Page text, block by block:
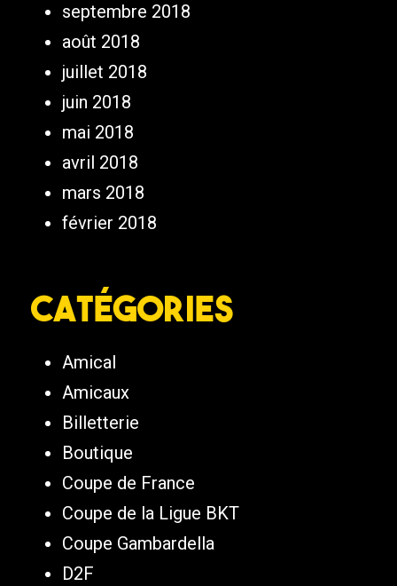
septembre 2018
août 2018
juillet 2018
juin 2018
mai 2018
avril 2018
mars 2018
février 2018
Catégories
Amical
Amicaux
Billetterie
Boutique
Coupe de France
Coupe de la Ligue BKT
Coupe Gambardella
D2F